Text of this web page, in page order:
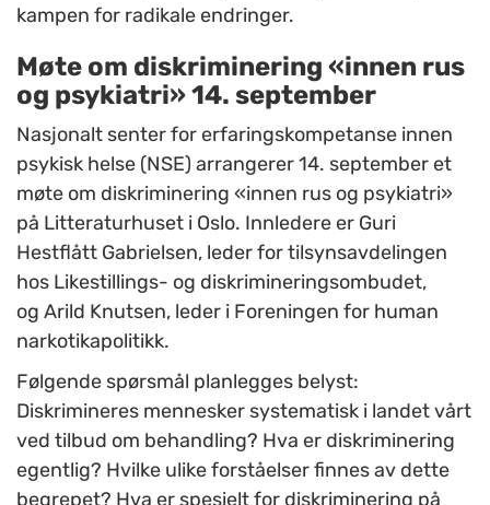
kampen for radikale endringer.
Møte om diskriminering «innen rus
og psykiatri» 14. september
Nasjonalt senter for erfaringskompetanse innen
psykisk helse (NSE) arrangerer 14. september et
møte om diskriminering «innen rus og psykiatri»
på Litteraturhuset i Oslo. Innledere er Guri
Hestflått Gabrielsen, leder for tilsynsavdelingen
hos Likestillings- og diskrimineringsombudet,
og Arild Knutsen, leder i Foreningen for human
narkotikapolitikk.
Følgende spørsmål planlegges belyst:
Diskrimineres mennesker systematisk i landet vårt
ved tilbud om behandling? Hva er diskriminering
egentlig? Hvilke ulike forståelser finnes av dette
begrepet? Hva er spesielt for diskriminering på